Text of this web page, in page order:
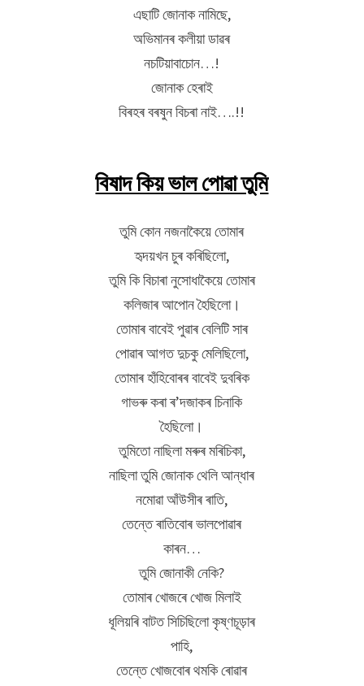
এছাটি জোনাক নামিছে,
অভিমানৰ কলীয়া ডাৱৰ
নচটিয়াবাচোন…!
জোনাক হেৰাই
বিৰহৰ বৰষুন বিচৰা নাই….!!
বিষাদ কিয় ভাল পোৱা তুমি
তুমি কোন নজনাকৈয়ে তোমাৰ
হৃদয়খন চুৰ কৰিছিলো,
তুমি কি বিচাৰা নুসোধাকৈয়ে তোমাৰ
কলিজাৰ আপোন হৈছিলো।
তোমাৰ বাবেই পুৱাৰ বেলিটি সাৰ
পোৱাৰ আগত দুচকু মেলিছিলো,
তোমাৰ হাঁহিবোৰৰ বাবেই দুবৰিক
গাভৰু কৰা ৰ’দজাকৰ চিনাকি
হৈছিলো।
তুমিতো নাছিলা মৰুৰ মৰিচিকা,
নাছিলা তুমি জোনাক থেলি আন্ধাৰ
নমোৱা আঁউসীৰ ৰাতি,
তেন্তে ৰাতিবোৰ ভালপোৱাৰ
কাৰন…
তুমি জোনাকী নেকি?
তোমাৰ খোজৰে খোজ মিলাই
ধূলিয়ৰি বাটত সিচিছিলো কৃষ্ণচূড়াৰ
পাহি,
তেন্তে খোজবোৰ থমকি ৰোৱাৰ